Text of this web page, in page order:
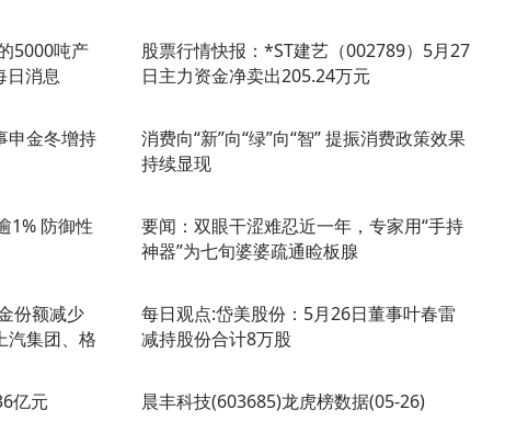
5000吨产
日消息
股票行情快报：*ST建艺（002789）5月27
日主力资金净卖出205.24万元
申金冬增持
消费向“新”向“绿”向“智” 提振消费政策效果
持续显现
1% 防御性
要闻：双眼干涩难忍近一年，专家用“手持
神器”为七旬婆婆疏通睑板腺
份额减少
汽集团、格
每日观点:岱美股份：5月26日董事叶春雷
减持股份合计8万股
亿元 晨丰科技(603685)龙虎榜数据(05-26)